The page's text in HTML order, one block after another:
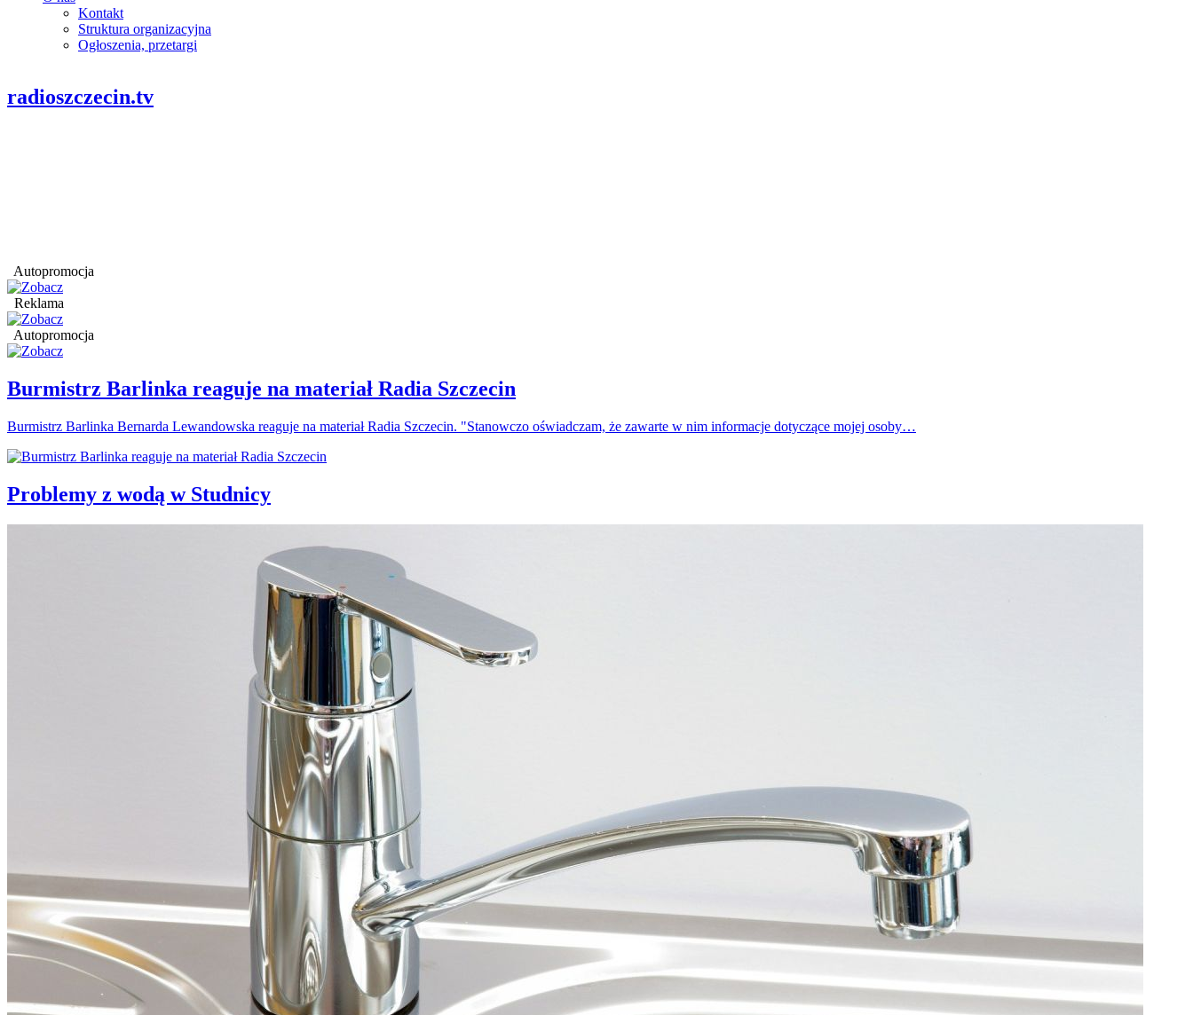
Kontakt
Struktura organizacyjna
Ogłoszenia, przetargi
radioszczecin.tv
Autopromocja
Reklama
Autopromocja
Burmistrz Barlinka reaguje na materiał Radia Szczecin
Burmistrz Barlinka Bernarda Lewandowska reaguje na materiał Radia Szczecin. "Stanowczo oświadczam, że zawarte w nim informacje dotyczące mojej osoby…
Problemy z wodą w Studnicy